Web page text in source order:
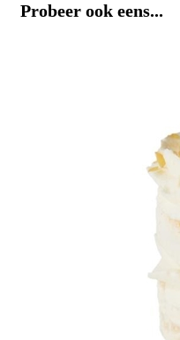
Probeer ook eens...